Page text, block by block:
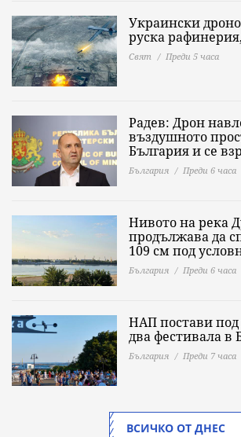
Украински
руска
Свят Преди 5 часа
Радев: Дрон
въздушното
България и се
България Преди 6 часа
Нивото на река
продължава да
109 см под
България Преди 6 часа
НАП постави
два фестивала в
България Преди 7 часа
ВСИЧКО ОТ ДНЕС